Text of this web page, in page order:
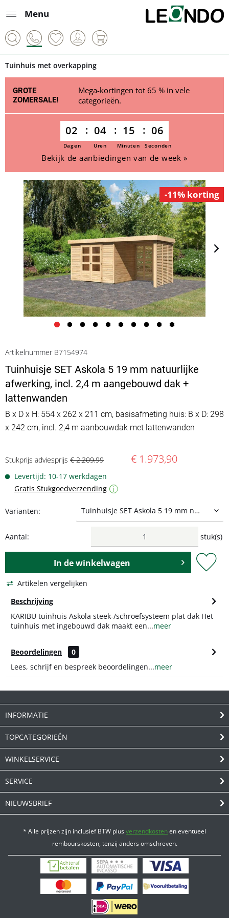
Menu
Tuinhuis met overkapping
GROTE
ZOMERSALE!
Mega-kortingen tot 65 % in vele
categorieën.
02 04 15 06
Dagen Uren Minuten Seconden
Bekijk de aanbiedingen van de week »
-11% korting
Artikelnummer B7154974
Tuinhuisje SET Askola 5 19 mm natuurlijke
afwerking, incl. 2,4 m aangebouwd dak +
lattenwanden
B x D x H: 554 x 262 x 211 cm, basisafmeting huis: B x D: 298
x 242 cm, incl. 2,4 m aanbouwdak met lattenwanden
Stukprijs adviesprijs € 2.209,99 € 1.973,90
Levertijd: 10-17 werkdagen
Gratis Stukgoedverzending
i
Varianten:
Aantal: stuk(s)
In dewinkelwagen
Artikelen vergelijken
Beschrijving
KARIBU tuinhuis Askola steek-/schroefsysteem plat dak Het
tuinhuis met ingebouwd dak maakt een...meer
Beoordelingen
0
Lees, schrijf en bespreek beoordelingen...meer
INFORMATIE
TOPCATEGORIEËN
WINKELSERVICE
SERVICE
NIEUWSBRIEF
* Alle prijzen zijn inclusief BTW plusverzendkostenen eventueel
rembourskosten, tenzij anders omschreven.